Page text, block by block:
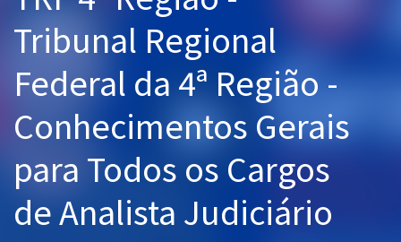
Graduação
Mentorias
Questões grátis
Conteúdo gratuito
Tribunal Regional
Federal da 4ª Região -
Conhecimentos Gerais
para Todos os Cargos
de Analista Judiciário